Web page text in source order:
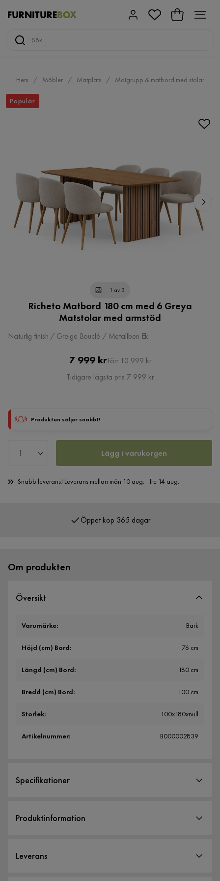
Hem Möbler Matplats Matgrupp & matbord med stolar
Populär
1 av 3
Richeto Matbord 180 cm med 6 Greya
Matstolar med armstöd
Naturlig finish / Greige Bouclé / Metallben Ek
Pris
7 999 krOriginal
Pris
Förr 10 999 kr
Tidigare lägsta pris 7 999 kr
Produkten säljer snabbt!
Lägg i varukorgen
Snabb leverans! Leverans mellan mån 10 aug. - fre 14 aug.
Om produkten
Översikt
Varumärke: Bark
Höjd (cm) Bord: 76 cm
Längd (cm) Bord: 180 cm
Bredd (cm) Bord: 100 cm
Storlek: 100x180xnull
Artikelnummer: B000002839
Specifikationer
Storlek
Produktinformation
Greya stolar.
Leverans